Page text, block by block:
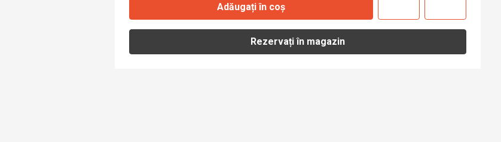
Adăugați în coș
Rezervați în magazin